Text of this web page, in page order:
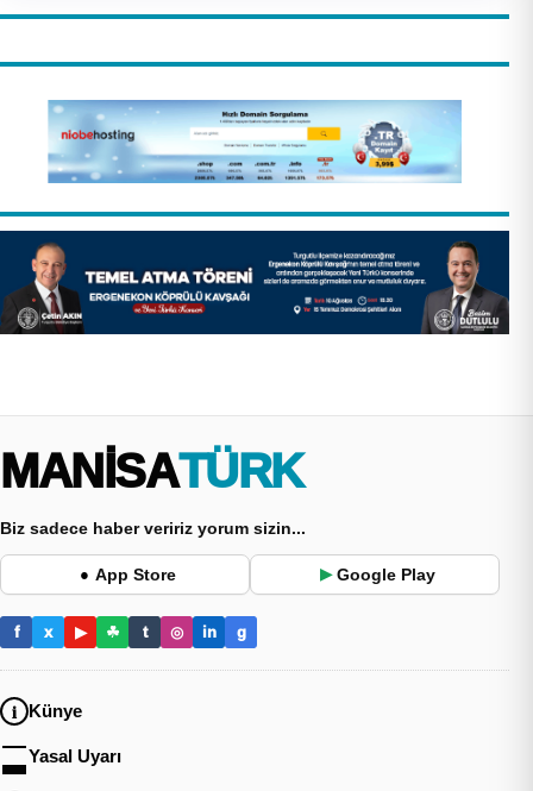
MANİSA TÜRK
Biz sadece haber veririz yorum sizin...
● App Store ▶ Google Play
f x ▶ ☘ t ◎ in g
Künye
Yasal Uyarı